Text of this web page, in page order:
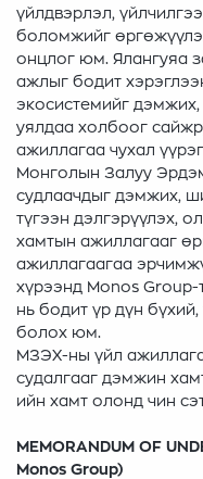
үйлдвэрлэл,
боломжийг
онцлог юм. Ялангуяа
ажлыг бодит
экосистемийг
уялдаа холбоог
ажиллагаа чухал
Монголын Залуу
судлаачдыг дэмжих,
түгээн дэлгэрүүлэх,
хамтын ажиллагааг
ажиллагаагаа
хүрээнд Monos
нь бодит үр дүн
болох юм.
МЗЭХ-ны үйл
судалгааг дэмжин
ийн хамт олонд чин
MEMORANDUM OF
Monos Group)